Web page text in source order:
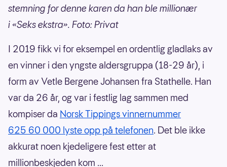
stemning for denne karen da han ble millionær
i «Seks ekstra». Foto: Privat
I 2019 fikk vi for eksempel en ordentlig gladlaks av
en vinner i den yngste aldersgruppa (18-29 år), i
form av Vetle Bergene Johansen fra Stathelle. Han
var da 26 år, og var i festlig lag sammen med
kompiser da Norsk Tippings vinnernummer
625 60 000 lyste opp på telefonen. Det ble ikke
akkurat noen kjedeligere fest etter at
millionbeskjeden kom ...